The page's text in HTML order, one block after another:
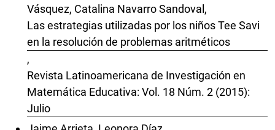
Vásquez, Catalina Navarro Sandoval,
Las estrategias utilizadas por los niños Tee Savi
en la resolución de problemas aritméticos
,
Revista Latinoamericana de Investigación en
Matemática Educativa: Vol. 18 Núm. 2 (2015):
Julio